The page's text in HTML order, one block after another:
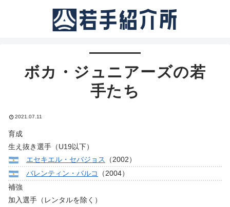
ボカ・ジュニアーズの若
手たち
2021.07.11
育成
生え抜き選手（U19以下）
エセキエル・セバジョス
（2002）
バレンティン・バルコ
（2004）
補強
加入選手（レンタルを除く）